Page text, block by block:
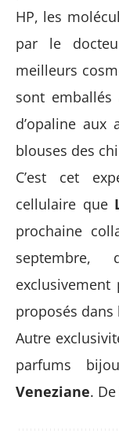
HP, les
par le
meilleurs
sont
d’opaline aux
blouses des
C’est cet
cellulaire que
prochaine
septembre,
proposés dans
Autre
parfums
Veneziane.